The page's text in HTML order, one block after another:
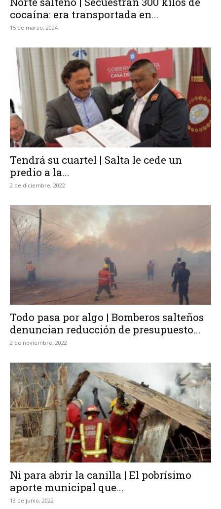
cocaína: era transportada en...
15 de marzo, 2024
Tendrá su cuartel | Salta le cede un
predio a la...
2 de diciembre, 2022
Todo pasa por algo | Bomberos salteños
denuncian reducción de presupuesto...
2 de noviembre, 2022
Ni para abrir la canilla | El pobrísimo
aporte municipal que...
13 de junio, 2022